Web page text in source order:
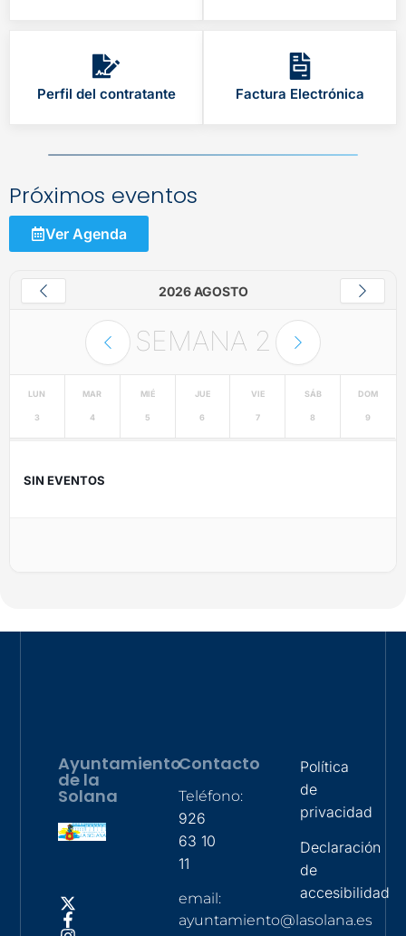
Perfil del contratante Factura Electrónica
Próximos eventos
Ver Agenda
2026 AGOSTO
SEMANA 2
LUN
3
MAR
4
MIÉ
5
JUE
6
VIE
7
SÁB
8
DOM
9
SIN EVENTOS
Ayuntamiento
de la
Solana
Contacto
Teléfono:
926
63 10
11
email:
ayuntamiento@lasolana.es
Política
de
privacidad
Declaración
de
accesibilidad